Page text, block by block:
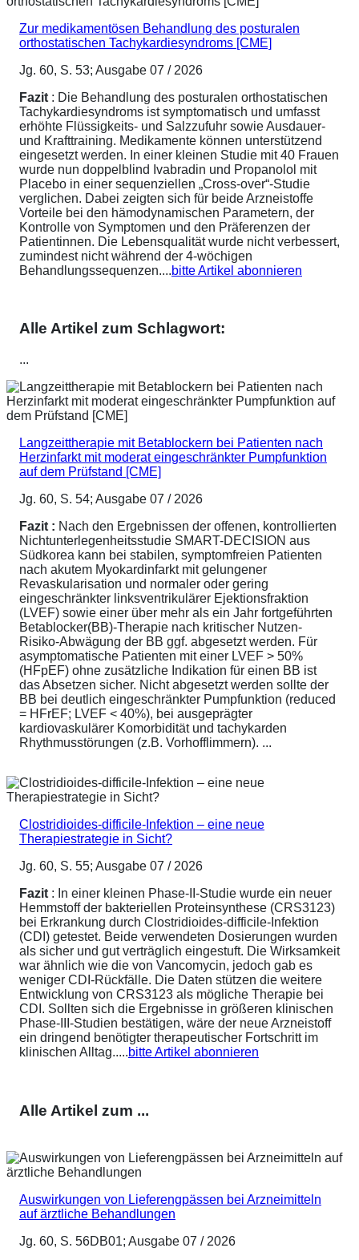
Zur medikamentösen Behandlung des posturalen
orthostatischen Tachykardiesyndroms [CME]
Jg. 60, S. 53; Ausgabe 07 / 2026
Fazit : Die Behandlung des posturalen orthostatischen
Tachykardiesyndroms ist symptomatisch und umfasst
erhöhte Flüssigkeits- und Salzzufuhr sowie Ausdauer-
und Krafttraining. Medikamente können unterstützend
eingesetzt werden. In einer kleinen Studie mit 40 Frauen
wurde nun doppelblind Ivabradin und Propanolol mit
Placebo in einer sequenziellen „Cross-over“-Studie
verglichen. Dabei zeigten sich für beide Arzneistoffe
Vorteile bei den hämodynamischen Parametern, der
Kontrolle von Symptomen und den Präferenzen der
Patientinnen. Die Lebensqualität wurde nicht verbessert,
zumindest nicht während der 4-wöchigen
Behandlungssequenzen....bitte Artikel abonnieren
Alle Artikel zum Schlagwort:
...
Langzeittherapie mit Betablockern bei Patienten nach
Herzinfarkt mit moderat eingeschränkter Pumpfunktion
auf dem Prüfstand [CME]
Jg. 60, S. 54; Ausgabe 07 / 2026
Fazit : Nach den Ergebnissen der offenen, kontrollierten
Nichtunterlegenheitsstudie SMART-DECISION aus
Südkorea kann bei stabilen, symptomfreien Patienten
nach akutem Myokardinfarkt mit gelungener
Revaskularisation und normaler oder gering
eingeschränkter linksventrikulärer Ejektionsfraktion
(LVEF) sowie einer über mehr als ein Jahr fortgeführten
Betablocker(BB)-Therapie nach kritischer Nutzen-
Risiko-Abwägung der BB ggf. abgesetzt werden. Für
asymptomatische Patienten mit einer LVEF > 50%
(HFpEF) ohne zusätzliche Indikation für einen BB ist
das Absetzen sicher. Nicht abgesetzt werden sollte der
BB bei deutlich eingeschränkter Pumpfunktion (reduced
= HFrEF; LVEF < 40%), bei ausgeprägter
kardiovaskulärer Komorbidität und tachykarden
Rhythmusstörungen (z.B. Vorhofflimmern). ...
Clostridioides-difficile-Infektion – eine neue
Therapiestrategie in Sicht?
Jg. 60, S. 55; Ausgabe 07 / 2026
Fazit : In einer kleinen Phase-II-Studie wurde ein neuer
Hemmstoff der bakteriellen Proteinsynthese (CRS3123)
bei Erkrankung durch Clostridioides-difficile-Infektion
(CDI) getestet. Beide verwendeten Dosierungen wurden
als sicher und gut verträglich eingestuft. Die Wirksamkeit
war ähnlich wie die von Vancomycin, jedoch gab es
weniger CDI-Rückfälle. Die Daten stützen die weitere
Entwicklung von CRS3123 als mögliche Therapie bei
CDI. Sollten sich die Ergebnisse in größeren klinischen
Phase-III-Studien bestätigen, wäre der neue Arzneistoff
ein dringend benötigter therapeutischer Fortschritt im
klinischen Alltag.....bitte Artikel abonnieren
Alle Artikel zum ...
Auswirkungen von Lieferengpässen bei Arzneimitteln
auf ärztliche Behandlungen
Jg. 60, S. 56DB01; Ausgabe 07 / 2026